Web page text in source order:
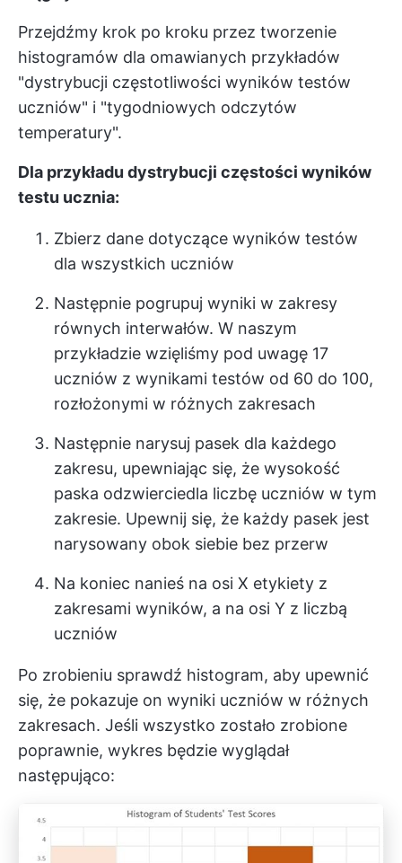
Przejdźmy krok po kroku przez tworzenie
histogramów dla omawianych przykładów
"dystrybucji częstotliwości wyników testów
uczniów" i "tygodniowych odczytów
temperatury".
Dla przykładu dystrybucji częstości wyników
testu ucznia:
Zbierz dane dotyczące wyników testów
dla wszystkich uczniów
Następnie pogrupuj wyniki w zakresy
równych interwałów. W naszym
przykładzie wzięliśmy pod uwagę 17
uczniów z wynikami testów od 60 do 100,
rozłożonymi w różnych zakresach
Następnie narysuj pasek dla każdego
zakresu, upewniając się, że wysokość
paska odzwierciedla liczbę uczniów w tym
zakresie. Upewnij się, że każdy pasek jest
narysowany obok siebie bez przerw
Na koniec nanieś na osi X etykiety z
zakresami wyników, a na osi Y z liczbą
uczniów
Po zrobieniu sprawdź histogram, aby upewnić
się, że pokazuje on wyniki uczniów w różnych
zakresach. Jeśli wszystko zostało zrobione
poprawnie, wykres będzie wyglądał
następująco: